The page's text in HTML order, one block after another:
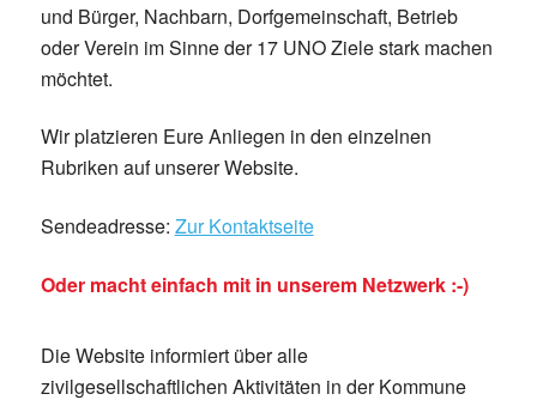
und Bürger, Nachbarn, Dorfgemeinschaft, Betrieb
oder Verein im Sinne der 17 UNO Ziele stark machen
möchtet.
Wir platzieren Eure Anliegen in den einzelnen
Rubriken auf unserer Website.
Sendeadresse: Zur Kontaktseite
Oder macht einfach mit in unserem Netzwerk :-)
Die Website informiert über alle
zivilgesellschaftlichen Aktivitäten in der Kommune